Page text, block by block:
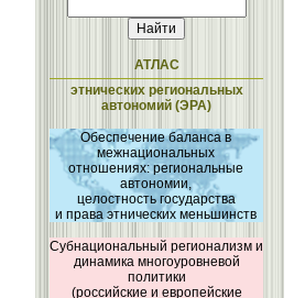
АТЛАС
этнических региональных
автономий (ЭРА)
Обеспечение баланса в
межнациональных
отношениях: региональные
автономии,
целостность государства
и права этнических меньшинств
Субнациональный регионализм и
динамика многоуровневой
политики
(российские и европейские